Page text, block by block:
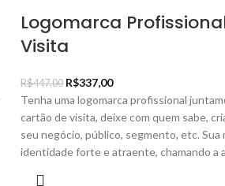
Logomarca
Visita
R$447,00 R$337,00
Tenha uma logomarca profissional
cartão de visita, deixe com quem sabe,
seu negócio, público, segmento, etc. Sua
identidade forte e atraente, chamando a